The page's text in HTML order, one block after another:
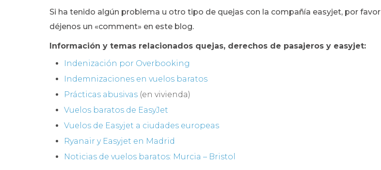
Si ha tenido algún problema u otro tipo de quejas con la compañía easyjet, por favor
déjenos un «comment» en este blog.
Información y temas relacionados quejas, derechos de pasajeros y easyjet:
Indenización por Overbooking
Indemnizaciones en vuelos baratos
Prácticas abusivas (en vivienda)
Vuelos baratos de EasyJet
Vuelos de Easyjet a ciudades europeas
Ryanair y Easyjet en Madrid
Noticias de vuelos baratos: Murcia – Bristol